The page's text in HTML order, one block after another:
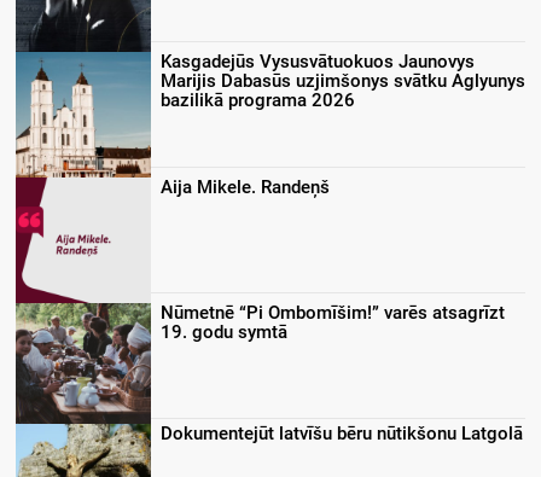
Kasgadejūs Vysusvātuokuos Jaunovys
Marijis Dabasūs uzjimšonys svātku Aglyunys
bazilikā programa 2026
Aija Mikele. Randeņš
Nūmetnē “Pi Ombomīšim!” varēs atsagrīzt
19. godu symtā
Dokumentejūt latvīšu bēru nūtikšonu Latgolā